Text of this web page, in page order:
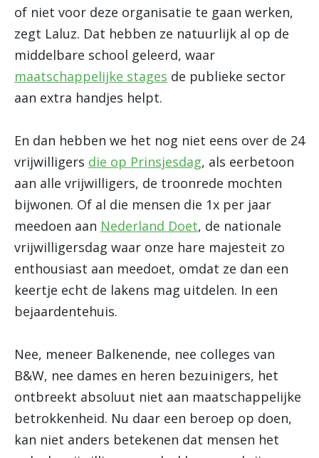
of niet voor deze organisatie te gaan werken,
zegt Laluz. Dat hebben ze natuurlijk al op de
middelbare school geleerd, waar
maatschappelijke stages de publieke sector
aan extra handjes helpt.
En dan hebben we het nog niet eens over de 24
vrijwilligers die op Prinsjesdag, als eerbetoon
aan alle vrijwilligers, de troonrede mochten
bijwonen. Of al die mensen die 1x per jaar
meedoen aan Nederland Doet, de nationale
vrijwilligersdag waar onze hare majesteit zo
enthousiast aan meedoet, omdat ze dan een
keertje echt de lakens mag uitdelen. In een
bejaardentehuis.
Nee, meneer Balkenende, nee colleges van
B&W, nee dames en heren bezuinigers, het
ontbreekt absoluut niet aan maatschappelijke
betrokkenheid. Nu daar een beroep op doen,
kan niet anders betekenen dat mensen het